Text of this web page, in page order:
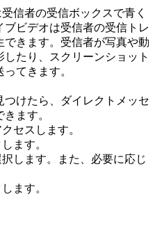
信者の受信ボックスで青く
ビデオは受信者の受信トレ
きます。受信者が写真や動
たり、スクリーンショット
てきます。
けたら、ダイレクトメッセ
ます。
セスします。
ます。
します。また、必要に応じ
ます。